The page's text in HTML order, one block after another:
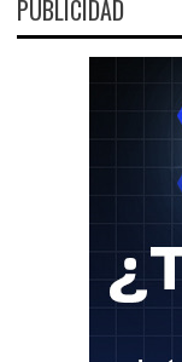
PUBLICIDAD